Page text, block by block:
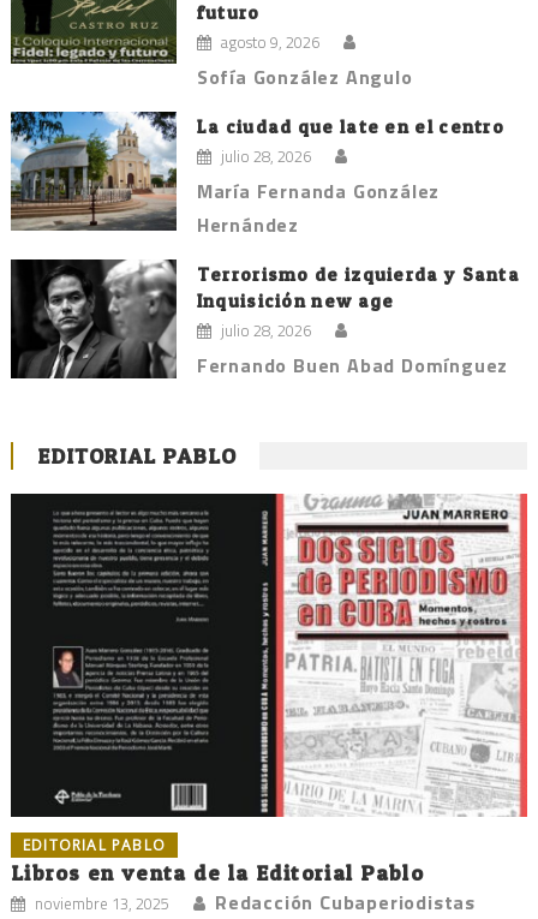
futuro
agosto 9, 2026
Sofía González Angulo
La ciudad que late en el centro
julio 28, 2026
María Fernanda González
Hernández
Terrorismo de izquierda y Santa
Inquisición new age
julio 28, 2026
Fernando Buen Abad Domínguez
EDITORIAL PABLO
EDITORIAL PABLO
Libros en venta de la Editorial Pablo
noviembre 13, 2025 Redacción Cubaperiodistas